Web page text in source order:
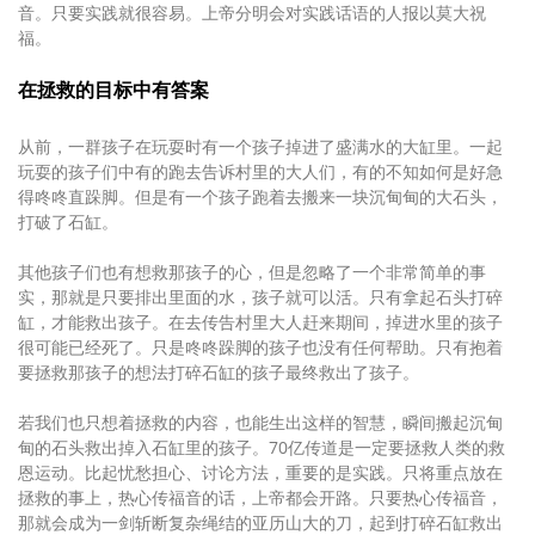
音。只要实践就很容易。上帝分明会对实践话语的人报以莫大祝
福。
在拯救的目标中有答案
从前，一群孩子在玩耍时有一个孩子掉进了盛满水的大缸里。一起
玩耍的孩子们中有的跑去告诉村里的大人们，有的不知如何是好急
得咚咚直跺脚。但是有一个孩子跑着去搬来一块沉甸甸的大石头，
打破了石缸。
其他孩子们也有想救那孩子的心，但是忽略了一个非常简单的事
实，那就是只要排出里面的水，孩子就可以活。只有拿起石头打碎
缸，才能救出孩子。在去传告村里大人赶来期间，掉进水里的孩子
很可能已经死了。只是咚咚跺脚的孩子也没有任何帮助。只有抱着
要拯救那孩子的想法打碎石缸的孩子最终救出了孩子。
若我们也只想着拯救的内容，也能生出这样的智慧，瞬间搬起沉甸
甸的石头救出掉入石缸里的孩子。70亿传道是一定要拯救人类的救
恩运动。比起忧愁担心、讨论方法，重要的是实践。只将重点放在
拯救的事上，热心传福音的话，上帝都会开路。只要热心传福音，
那就会成为一剑斩断复杂绳结的亚历山大的刀，起到打碎石缸救出